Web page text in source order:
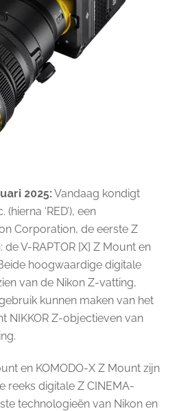
2025:Vandaag kondigt
‘RED’), een
Corporation, de eerste Z
de V-RAPTOR [X] Z Mount en
hoogwaardige digitale
van de Nikon Z-vatting,
kunnen maken van het
NIKKOR Z-objectieven van
en KOMODO-X Z Mount zijn
reeks digitale Z CINEMA-
technologieën van Nikon en